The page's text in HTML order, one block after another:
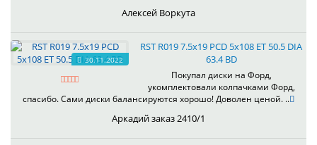
Алексей Воркута
30.11.2022
RST R019 7.5x19 PCD 5x108 ET 50.5 DIA
63.4 BD
Покупал диски на Форд,
укомплектовали колпачками Форд,
спасибо. Сами диски балансируются хорошо! Доволен ценой. ..
Аркадий заказ 2410/1